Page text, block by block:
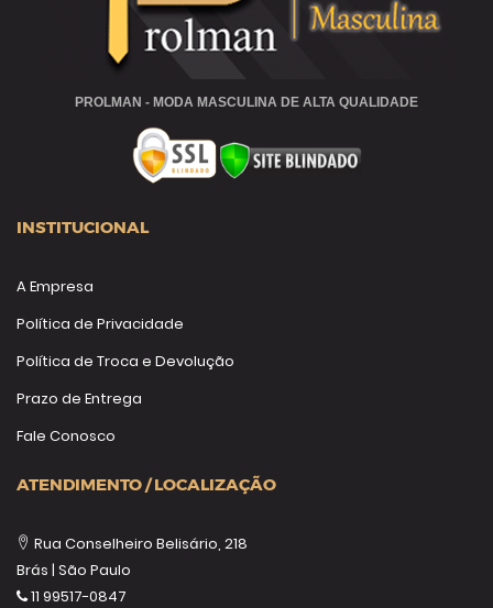
PROLMAN - MODA MASCULINA DE ALTA QUALIDADE
INSTITUCIONAL
A Empresa
Política de Privacidade
Política de Troca e Devolução
Prazo de Entrega
Fale Conosco
ATENDIMENTO / LOCALIZAÇÃO
Rua Conselheiro Belisário, 218
Brás | São Paulo
11 99517-0847